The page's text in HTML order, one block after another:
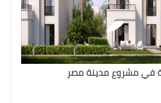
في مشروع مدينة مصر